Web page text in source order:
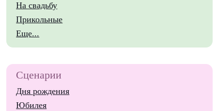
На свадьбу
Прикольные
Еще...
Сценарии
Дня рождения
Юбилея